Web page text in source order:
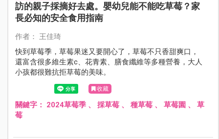
訪的親子採摘好去處。嬰幼兒能不能吃草莓？家
長必知的安全食用指南
作者： 王佳琦
快到草莓季，草莓果迷又要開心了，草莓不只香甜爽口，
還富含很多維生素c、花青素、膳食纖維等多種營養，大人
小孩都很難抗拒草莓的美味。
收藏
關鍵字： 2024草莓季、 採草莓、 種草莓、 草莓園 、 草
莓